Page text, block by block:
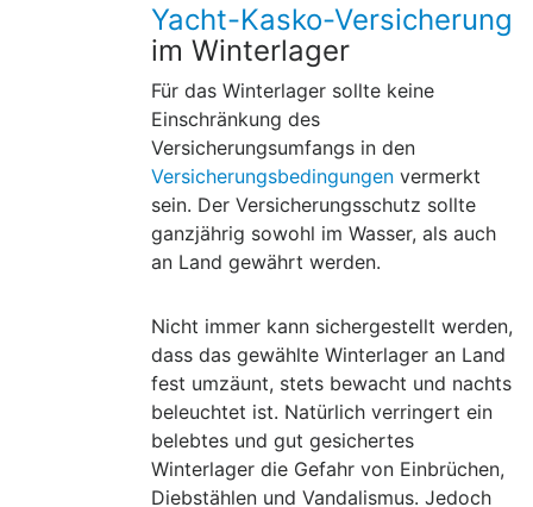
Yacht-Kasko-Versicherung
im Winterlager
Für das Winterlager sollte keine
Einschränkung des
Versicherungsumfangs in den
Versicherungsbedingungen vermerkt
sein. Der Versicherungsschutz sollte
ganzjährig sowohl im Wasser, als auch
an Land gewährt werden.
Nicht immer kann sichergestellt werden,
dass das gewählte Winterlager an Land
fest umzäunt, stets bewacht und nachts
beleuchtet ist. Natürlich verringert ein
belebtes und gut gesichertes
Winterlager die Gefahr von Einbrüchen,
Diebstählen und Vandalismus. Jedoch